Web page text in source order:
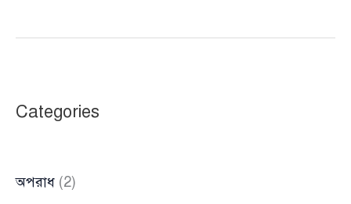
ফেলার
Categories
অপরাধ (2)